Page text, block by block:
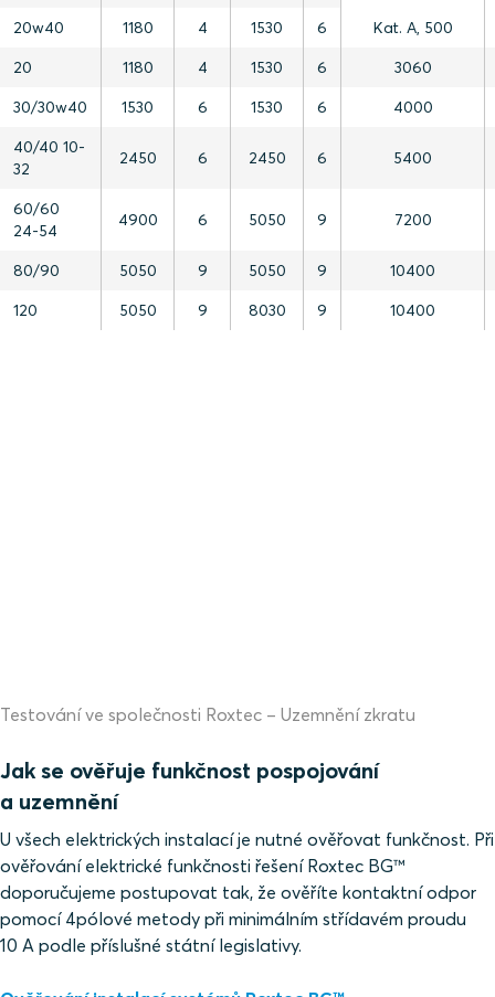
20w40 1180 4 1530 6
Kat. A, 500
20
1180 4 1530 6
3060
30/30w40
1530 6 1530 6
4000
40/40 10-
32
2450 6 2450 6 5400
60/60
24-54
4900 6 5050 9 7200
80/90 5050 9 5050 9
10400
120
5050 9 8030 9 10400
Testování ve společnosti Roxtec – Uzemnění zkratu
Jak se ověřuje funkčnost pospojování
a uzemnění
U všech elektrických instalací je nutné ověřovat funkčnost. Při
ověřování elektrické funkčnosti řešení Roxtec BG™
doporučujeme postupovat tak, že ověříte kontaktní odpor
pomocí 4pólové metody při minimálním střídavém proudu
10 A podle příslušné státní legislativy.